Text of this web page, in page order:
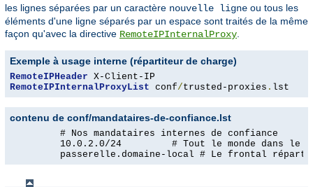
les lignes séparées par un caractère nouvelle ligne ou tous les
éléments d'une ligne séparés par un espace sont traités de la même
façon qu'avec la directive RemoteIPInternalProxy
Exemple à usage interne (répartiteur de charge)
RemoteIPHeader
RemoteIPInternalProxyList conf/trusted-proxies . lst
contenu de conf/mandataires-de-confiance.lst
         # Nos mandataires internes de confiance
10.0.2.0/24         # Tout le monde dans le
passerelle.domaine-local # Le frontal